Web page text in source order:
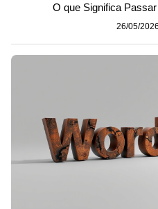
O que Significa
26/05/